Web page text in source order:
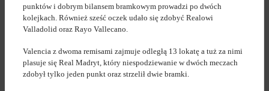
punktów i dobrym bilansem bramkowym prowadzi po dwóch
kolejkach. Również sześć oczek udało się zdobyć Realowi
Valladolid oraz Rayo Vallecano.
Valencia z dwoma remisami zajmuje odległą 13 lokatę a tuż za nimi
plasuje się Real Madryt, który niespodziewanie w dwóch meczach
zdobył tylko jeden punkt oraz strzelił dwie bramki.